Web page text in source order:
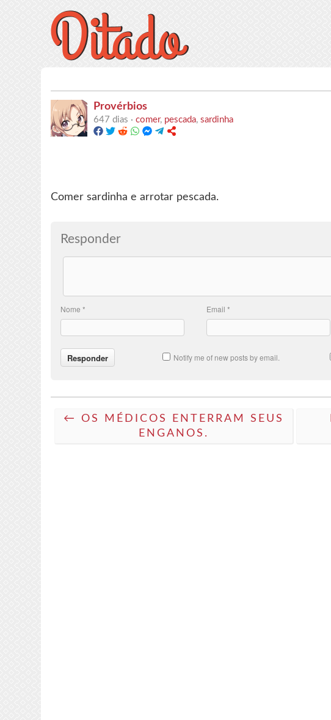
Provérbios
647 dias ·comer, pescada,sardinha
Comer sardinha e arrotar pescada.
Responder
Nome* Email*
Notify me of new posts by email.
← OS MÉDICOS ENTERRAM SEUS
ENGANOS.